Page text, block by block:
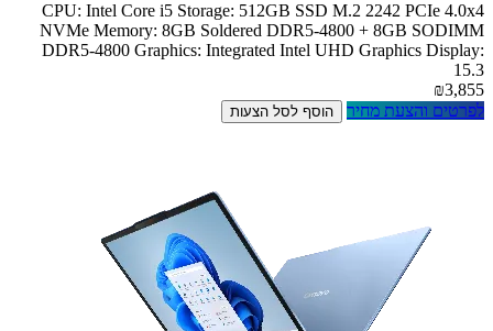
CPU: Intel Core i5 Storage: 512GB SSD M.2 2242 PCIe 4.0x4
NVMe Memory: 8GB Soldered DDR5-4800 + 8GB SODIMM
DDR5-4800 Graphics: Integrated Intel UHD Graphics Display:
15.3
₪3,855
לפרטים והצעת מחיר
הוסף לסל הצעות